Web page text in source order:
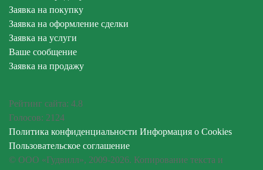
Заявка на покупку
Заявка на оформление сделки
Заявка на услуги
Ваше сообщение
Заявка на продажу
Рейтинг сайта: 4.8
Голосов: 2124
Политика конфиденциальности Информация о Cookies
Пользовательское соглашение
© ООО «Гудвилл», 2009-2026. Копирование текста и